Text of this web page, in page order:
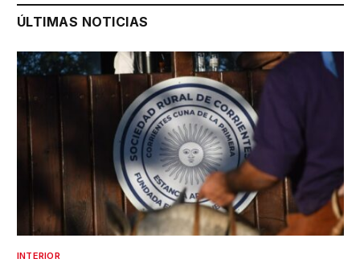
ÚLTIMAS NOTICIAS
INTERIOR